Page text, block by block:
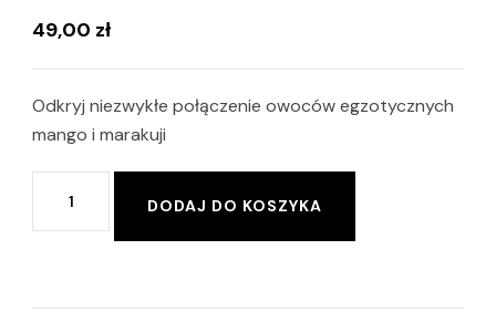
49,00 zł
Odkryj niezwykłe połączenie owoców egzotycznych
mango i marakuji
Peeling
DODAJ DO KOSZYKA